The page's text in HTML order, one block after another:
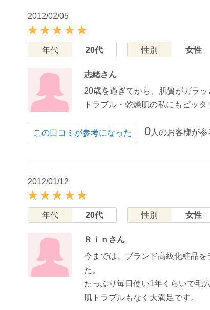
2012/02/05
年代 20代 性別 女性
志緒さん
20歳を過ぎてから、肌質がガラ
トラブル・乾燥肌の私にもピッ
この口コミが参考になった 0人のお客様が
2012/01/12
年代 20代 性別 女性
Ｒｉｎさん
今までは、ブランド高級化粧品
た。
たっぶり毎日使い1年くらいで毛
肌トラブルもなく大満足です。